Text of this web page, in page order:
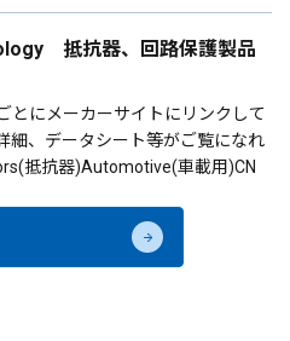
抵抗器、回路保護製品
とにメーカーサイトにリンクして
細、データシート等がご覧になれ
抵抗器)Automotive(車載用)CN